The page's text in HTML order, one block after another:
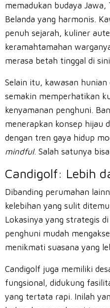
memadukan budaya
Belanda yang harmonis.
penuh sejarah, kuliner
keramahtamahan
merasa betah tinggal di
Selain itu, kawasan hunian
semakin memperhatikan
kenyamanan penghuni.
menerapkan konsep hijau
dengan tren gaya hidup
mindful. Salah satunya
Candigolf: Lebih
Dibanding perumahan
kelebihan yang sulit
Lokasinya yang strategis
penghuni mudah
menikmati suasana yang
Candigolf juga memiliki
fungsional, didukung
yang tertata rapi. Inilah